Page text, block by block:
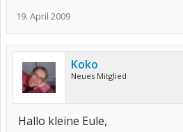
19. April 2009
Koko
Neues Mitglied
Hallo kleine Eule,